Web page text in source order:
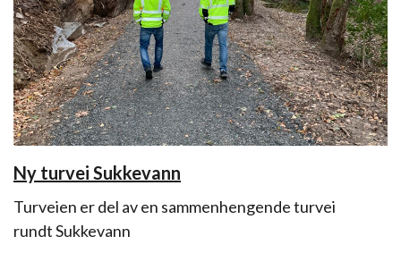
Ny turvei Sukkevann
Turveien er del av en sammenhengende turvei
rundt Sukkevann